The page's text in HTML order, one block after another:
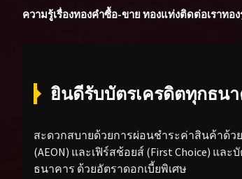
ความรู้เรื่องทองคำซื้อ-ขาย ทองแท่งติดต่อเราทอ
ยินดีรับบัตรเครดิตทุกธน
สะดวกสบายด้วยการผ่อนชำระค่าสินค้าด้ว
(AEON) และเฟิร์สช้อยส์ (First Choice) และ
ธนาคาร ด้วยอัตราดอกเบี้ยพิเศษ